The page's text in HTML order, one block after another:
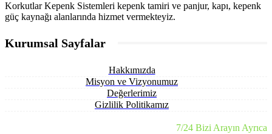
Korkutlar Kepenk Sistemleri kepenk tamiri ve panjur, kapı, kepenk
güç kaynağı alanlarında hizmet vermekteyiz.
Kurumsal Sayfalar
Hakkımızda
Misyon ve Vizyonumuz
Değerlerimiz
Gizlilik Politikamız
7/24 Bizi Arayın Ayrıca